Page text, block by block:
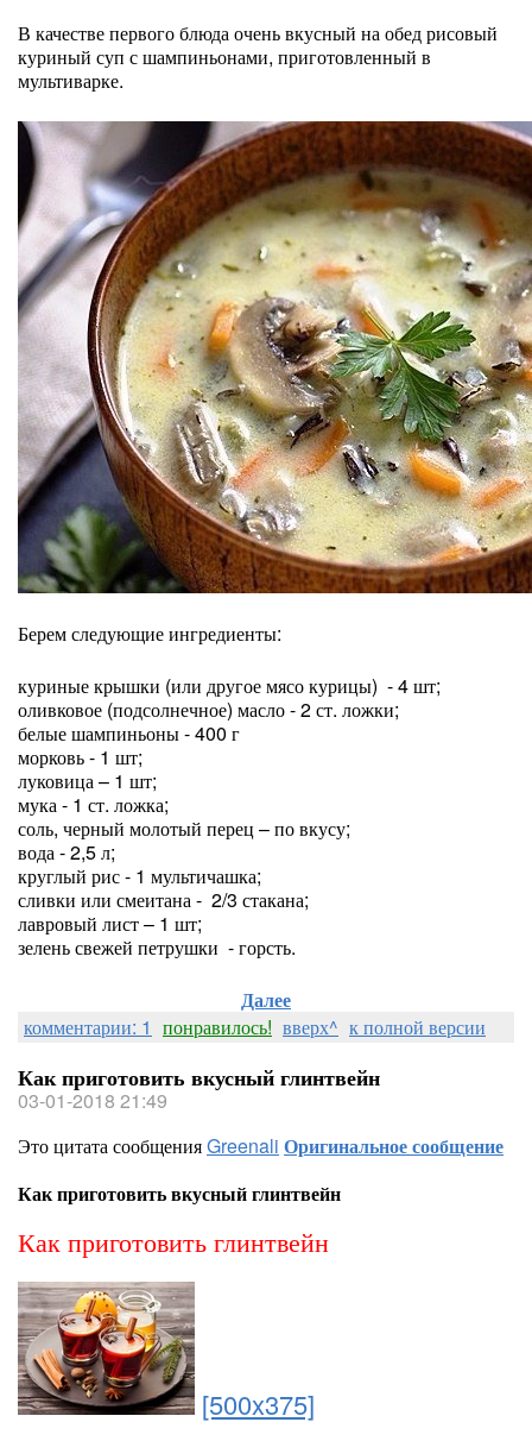
В качестве первого блюда очень вкусный на обед рисовый
куриный суп с шампиньонами, приготовленный в
мультиварке.
Берем следующиеингредиенты:
куриные крышки (или другое мясо курицы) - 4 шт;
оливковое (подсолнечное) масло - 2 ст. ложки;
белые шампиньоны - 400 г
морковь - 1 шт;
луковица – 1 шт;
мука - 1 ст. ложка;
соль, черный молотый перец – по вкусу;
вода - 2,5 л;
круглый рис - 1 мультичашка;
сливки или смеитана - 2/3 стакана;
лавровый лист – 1 шт;
зелень свежей петрушки - горсть.
Далее
комментарии: 1 понравилось! вверх^ к полной версии
Как приготовить вкусный глинтвейн
03-01-2018 21:49
Это цитата сообщенияGreenali Оригинальное сообщение
Как приготовить вкусный глинтвейн
Как приготовить глинтвейн
[500x375]